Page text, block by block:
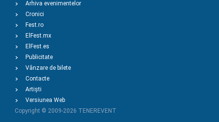
Arhiva evenimentelor
Cronici
Fest.ro
ElFest.mx
ElFest.es
Publicitate
Vânzare de bilete
Contacte
Artiști
Versiunea Web
Copyright © 2009-2026 TENEREVENT